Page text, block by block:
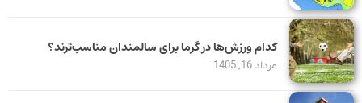
کدام ورزش‌ها در گرما برای سالمندان مناسب‌ترند؟
مرداد 16, 1405